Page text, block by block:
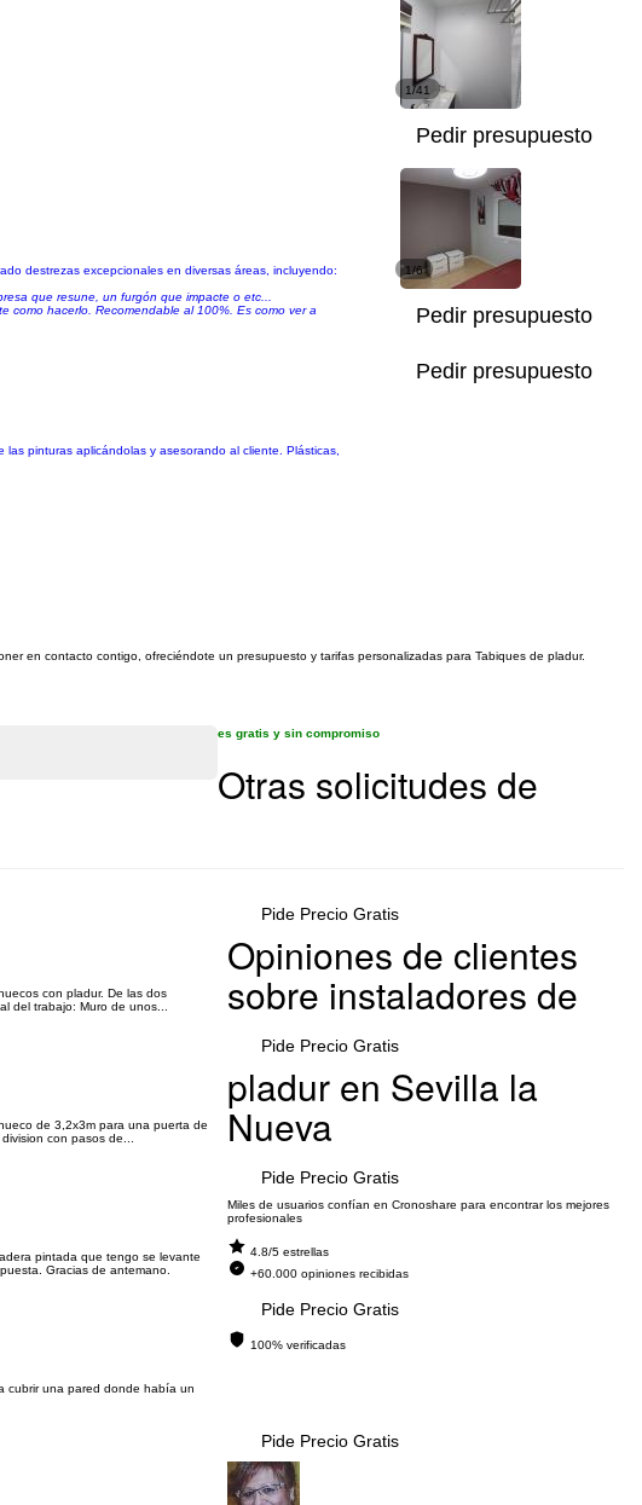
1/41
Pedir presupuesto
destrezas excepcionales en diversas áreas, incluyendo:
que resune, un furgón que impacte o etc...
como hacerlo. Recomendable al 100%. Es como ver a
1/6
Pedir presupuesto
pinturas aplicándolas y asesorando al cliente. Plásticas,
Pedir presupuesto
en contacto contigo, ofreciéndote un presupuesto y tarifas personalizadas para Tabiques de pladur.
es gratis y sin compromiso
Otras solicitudes de
con pladur. De las dos
del trabajo: Muro de unos...
Pide Precio Gratis
de 3,2x3m para una puerta de
con pasos de...
Pide Precio Gratis
pintada que tengo se levante
Gracias de antemano.
Pide Precio Gratis
cubrir una pared donde había un
Pide Precio Gratis
Pide Precio Gratis
Opiniones de clientes
sobre instaladores de
pladur en Sevilla la
Nueva
Miles de usuarios confían en Cronoshare para encontrar los mejores
profesionales
4.8/5 estrellas
+60.000 opiniones recibidas
100% verificadas